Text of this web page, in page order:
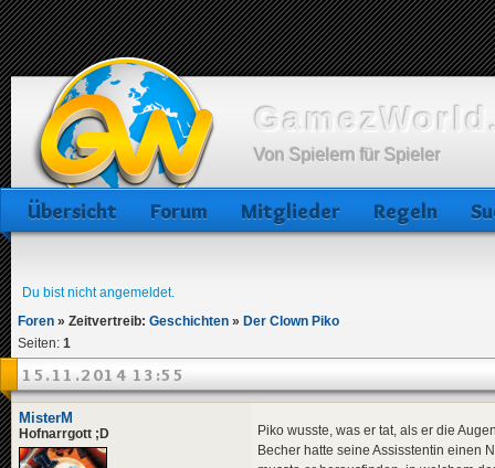
Von Spielern für Spieler
Übersicht Forum Mitglieder Regeln
Du bist nicht angemeldet.
Foren » Zeitvertreib: Geschichten » Der Clown Piko
Seiten: 1
15.11.2014 13:55
MisterM
Hofnarrgott ;D
Piko wusste, was er tat, als er die
Becher hatte seine Assisstentin einen